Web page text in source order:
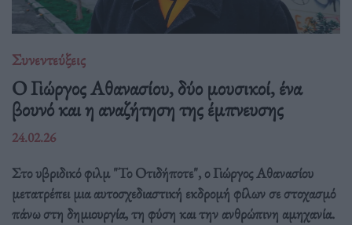
Συνεντεύξεις
Ο Γιώργος Αθανασίου, δύο μουσικοί, ένα
βουνό και η αναζήτηση της έμπνευσης
24.02.26
Στο υβριδικό φιλμ "Το Οτιδήποτε", ο Γιώργος Αθανασίου
μετατρέπει μια αυτοσχεδιαστική εκδρομή φίλων σε στοχασμό
πάνω στη δημιουργία, τη φύση και την ανθρώπινη αμηχανία.